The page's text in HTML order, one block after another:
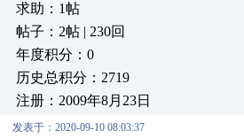
求助：1帖
帖子：2帖 | 230回
年度积分：0
历史总积分：2719
注册：2009年8月23日
发表于：2020-09-10 08:03:37